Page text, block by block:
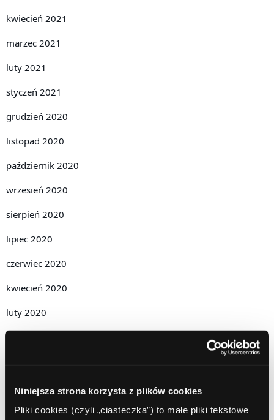
Niniejsza strona korzysta z plików cookies
Pliki cookies (czyli „ciasteczka”) to małe pliki tekstowe
kwiecień 2021
marzec 2021
luty 2021
styczeń 2021
grudzień 2020
listopad 2020
październik 2020
wrzesień 2020
sierpień 2020
lipiec 2020
czerwiec 2020
kwiecień 2020
luty 2020
grudzień 2019
lipiec 2019
czerwiec 2019